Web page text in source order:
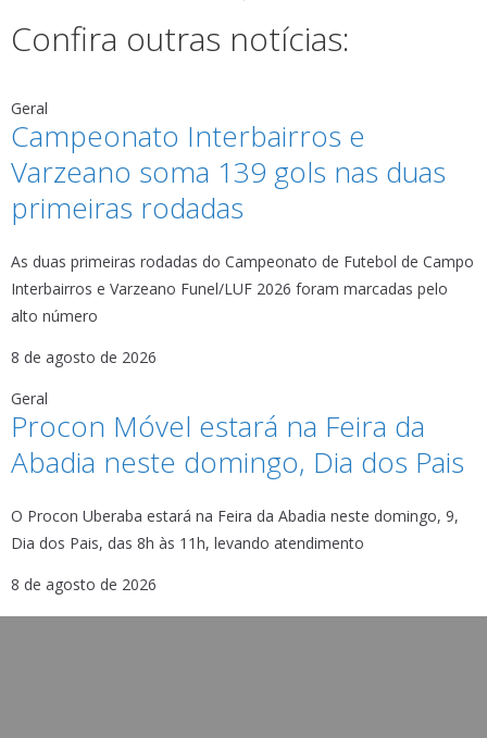
Confira outras notícias:
Geral
Campeonato Interbairros e
Varzeano soma 139 gols nas duas
primeiras rodadas
As duas primeiras rodadas do Campeonato de Futebol de Campo
Interbairros e Varzeano Funel/LUF 2026 foram marcadas pelo
alto número
8 de agosto de 2026
Geral
Procon Móvel estará na Feira da
Abadia neste domingo, Dia dos Pais
O Procon Uberaba estará na Feira da Abadia neste domingo, 9,
Dia dos Pais, das 8h às 11h, levando atendimento
8 de agosto de 2026